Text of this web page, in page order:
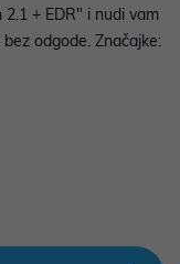
+ EDR" i nudi vam
odgode. Značajke: